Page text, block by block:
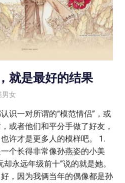
就是最好的结果
男女
识一对所谓的“模范情侣”，或
或者他们和平分手做了好友，
许才是更多人的模样吧。 1.
个长得非常像孙燕姿的小美
永远年级前十”说的就是她。
，因为我俩当年的偶像都是孙